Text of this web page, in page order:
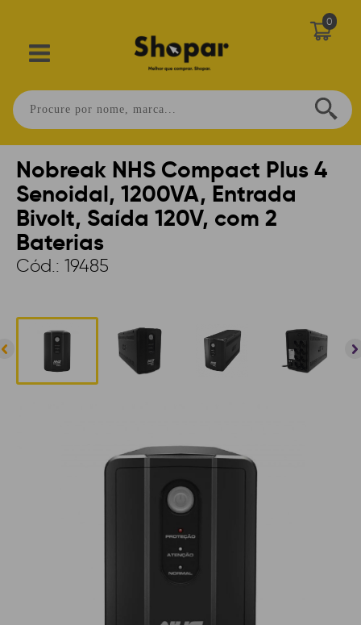
0
Nobreak NHS Compact Plus 4
Senoidal, 1200VA, Entrada
Bivolt, Saída 120V, com 2
Baterias
Cód.: 19485